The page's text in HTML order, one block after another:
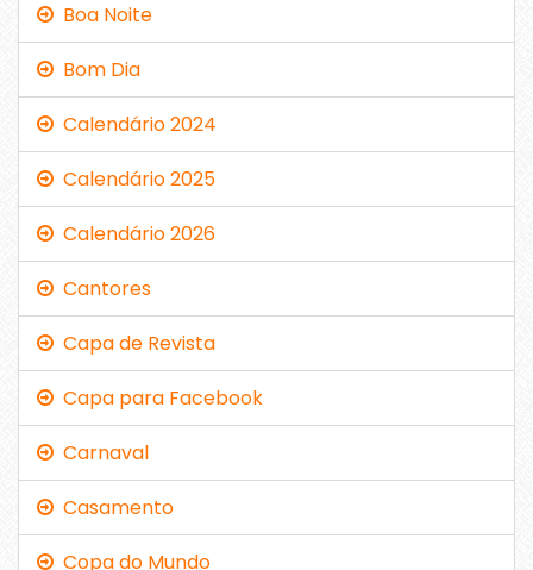
Boa Noite
Bom Dia
Calendário 2024
Calendário 2025
Calendário 2026
Cantores
Capa de Revista
Capa para Facebook
Carnaval
Casamento
Copa do Mundo